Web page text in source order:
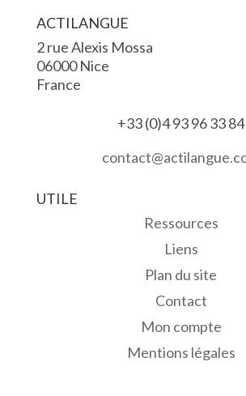
ACTILANGUE
2 rue Alexis Mossa
06000 Nice
France
+33 (0)4 93 96 33 84
UTILE
Ressources
Liens
Plan du site
Contact
Mon compte
Mentions légales